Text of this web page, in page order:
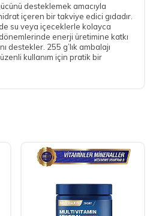
desteklemek amacıyla
içeren bir takviye edici gıdadır.
su veya içeceklerle kolayca
enerji üretimine katkı
destekler. 255 g’lık ambalajı
kullanım için pratik bir